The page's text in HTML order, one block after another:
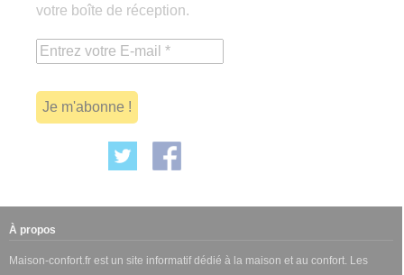
votre boîte de réception.
À propos
Maison-confort.fr est un site informatif dédié à la maison et au confort. Les